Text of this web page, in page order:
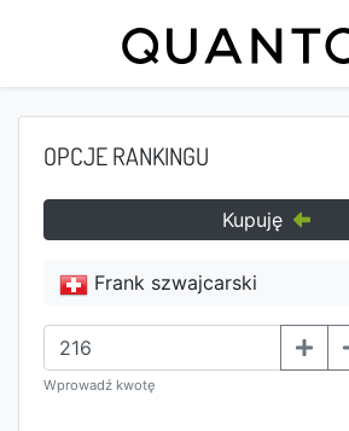
OPCJE RANKINGU
Kupuję
Frank szwajcarski
Wprowadź kwotę